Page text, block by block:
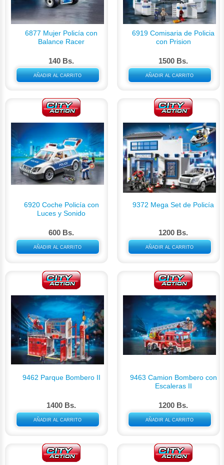
6877 Mujer Policía con
Balance Racer
140 Bs.
AÑADIR AL CARRITO
6919 Comisaria de Policia
con Prision
1500 Bs.
AÑADIR AL CARRITO
6920 Coche Policía con
Luces y Sonido
600 Bs.
AÑADIR AL CARRITO
9372 Mega Set de Policía
1200 Bs.
AÑADIR AL CARRITO
9462 Parque Bombero II
1400 Bs.
AÑADIR AL CARRITO
9463 Camion Bombero con
Escaleras II
1200 Bs.
AÑADIR AL CARRITO